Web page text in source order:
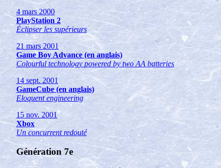
4 mars 2000
PlayStation 2
Éclipser les supérieurs
21 mars 2001
Game Boy Advance (en anglais)
Colourful technology powered by two AA batteries
14 sept. 2001
GameCube (en anglais)
Eloquent engineering
15 nov. 2001
Xbox
Un concurrent redouté
Génération 7e